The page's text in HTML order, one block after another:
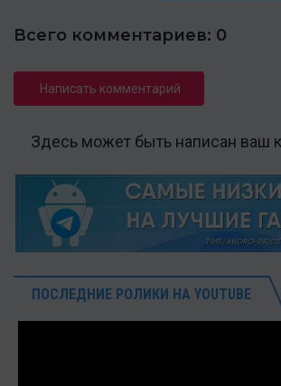
Всего комментариев: 0
Написать комментарий
Здесь может быть написан ваш
ПОСЛЕДНИЕ РОЛИКИ НА YOUTUBE